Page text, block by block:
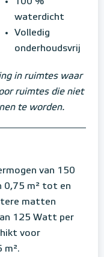
waterdicht
Volledig
onderhoudsvrij
in ruimtes waar
ruimtes die niet
te worden.
van 150
0,75 m² tot en
matten
125 Watt per
voor
m².